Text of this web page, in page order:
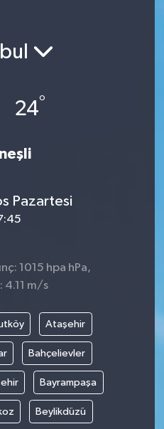
24°
Pazartesi
1015 hpa hPa,
4.11 m/s
Ataşehir
Bahçelievler
Bayrampaşa
Beylikdüzü